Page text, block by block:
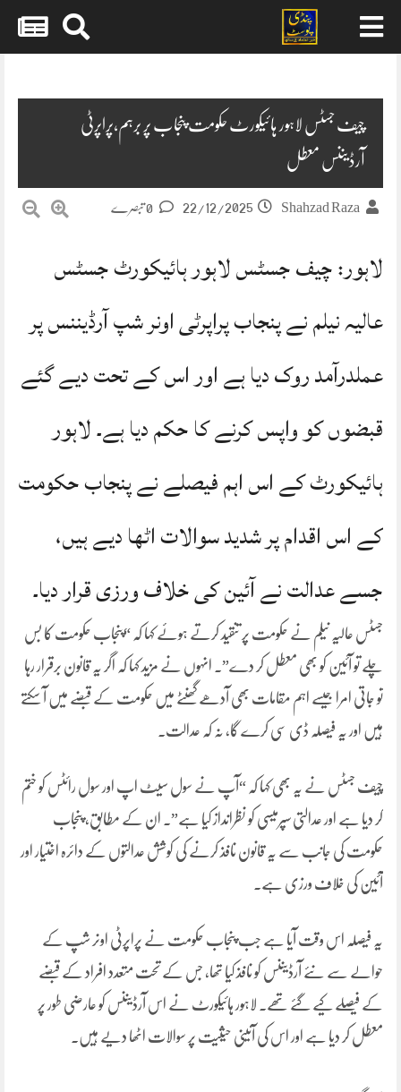
چیف جسٹس لاہور ہائیکورٹ حکومت پنجاب پر برہم،پراپرٹی
آرڈیننس معطل
Shahzad Raza
22/12/2025
لاہور: چیف جسٹس لاہور ہائیکورٹ جسٹس
عالیہ نیلم نے پنجاب پراپرٹی اونر شپ آرڈیننس پر
عملدرآمد روک دیا ہے اور اس کے تحت دیے گئے
قبضوں کو واپس کرنے کا حکم دیا ہے۔ لاہور
ہائیکورٹ کے اس اہم فیصلے نے پنجاب حکومت
کے اس اقدام پر شدید سوالات اٹھا دیے ہیں،
جسے عدالت نے آئین کی خلاف ورزی قرار دیا۔
جسٹس عالیہ نیلم نے حکومت پر تنقید کرتے ہوئے کہا کہ “پنجاب حکومت کا بس
چلے تو آئین کو بھی معطل کر دے”۔ انہوں نے مزید کہا کہ اگر یہ قانون برقرار رہا
تو جاتی امرا جیسے اہم مقامات بھی آدھے گھنٹے میں حکومت کے قبضے میں آ سکتے
ہیں اور یہ فیصلہ ڈی سی کرے گا، نہ کہ عدالت۔
چیف جسٹس نے یہ بھی کہا کہ “آپ نے سول سیٹ اپ اور سول رائٹس کو ختم
کر دیا ہے اور عدالتی سپرمیسی کو نظرانداز کیا ہے”۔ ان کے مطابق، پنجاب
حکومت کی جانب سے یہ قانون نافذ کرنے کی کوشش عدالتوں کے دائرہ اختیار اور
آئین کی خلاف ورزی ہے۔
یہ فیصلہ اس وقت آیا ہے جب پنجاب حکومت نے پراپرٹی اونر شپ کے
حوالے سے نئے آرڈیننس کو نافذ کیا تھا، جس کے تحت متعدد افراد کے قبضے
کے فیصلے کیے گئے تھے۔ لاہور ہائیکورٹ نے اس آرڈیننس کو عارضی طور پر
معطل کر دیا ہے اور اس کی آئینی حیثیت پر سوالات اٹھا دیے ہیں۔